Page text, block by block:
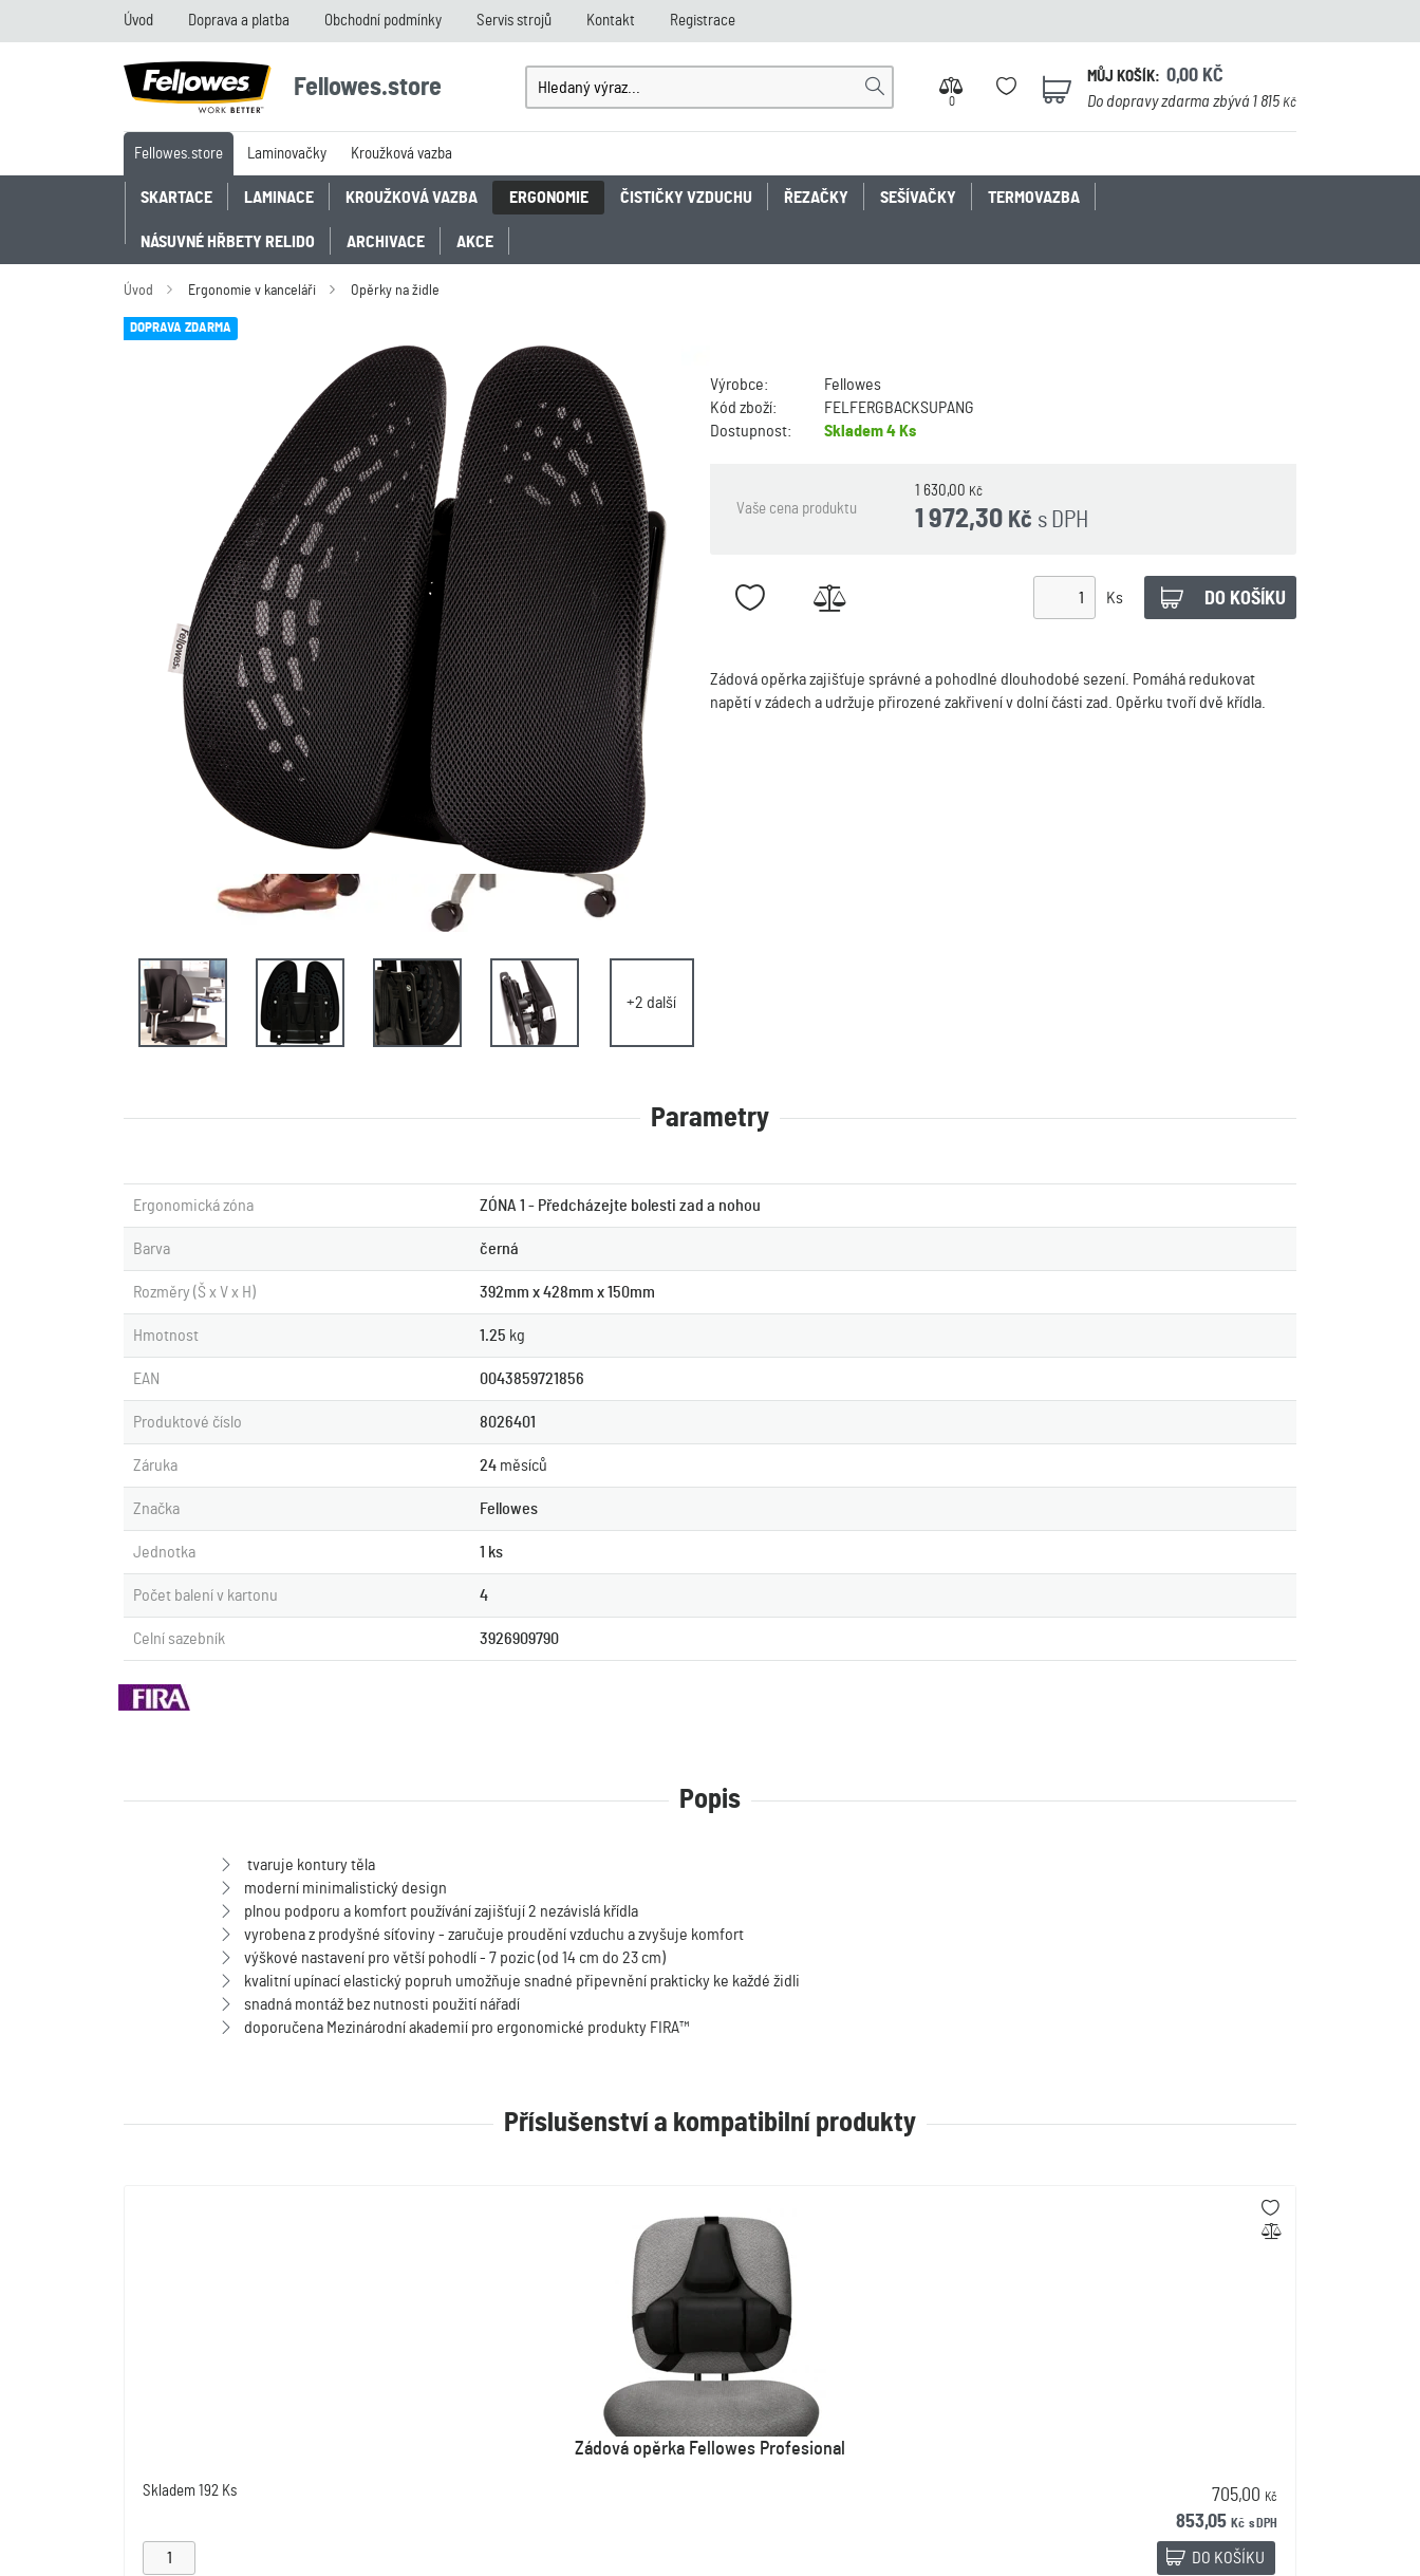
Úvod Doprava a platba Obchodní podmínky Servis strojů Kontakt Registrace
Fellowes.store
0
0
MŮJ KOŠÍK: 0,00 KČ
Do dopravy zdarma zbývá 1 815Kč
Fellowes.store Laminovačky Kroužková vazba
SKARTACE LAMINACE KROUŽKOVÁ VAZBA ERGONOMIE ČISTIČKY VZDUCHU ŘEZAČKY SEŠÍVAČKY TERMOVAZBA
NÁSUVNÉ HŘBETY RELIDO ARCHIVACE AKCE
Úvod Ergonomie v kanceláři Opěrky na židle
DOPRAVA ZDARMA
+2 další
Výrobce:
Fellowes
Kód zboží:
FELFERGBACKSUPANG
Dostupnost:
Skladem4 Ks
Vaše cena produktu
1 630,00 Kč
s DPH
1 972,30 Kč
Ks
Zádová opěrka zajišťuje správné a pohodlné dlouhodobé sezení. Pomáhá redukovat
napětí v zádech a udržuje přirozené zakřivení v dolní části zad. Opěrku tvoří dvě křídla.
Parametry
Ergonomická zóna ZÓNA 1 - Předcházejte bolesti zad a nohou
Barva černá
Rozměry (Š x V x H) 392mm x 428mm x 150mm
Hmotnost 1.25 kg
EAN 0043859721856
Produktové číslo 8026401
Záruka 24 měsíců
Značka Fellowes
Jednotka 1 ks
Počet balení v kartonu 4
Celní sazebník 3926909790
Popis
tvaruje kontury těla
moderní minimalistický design
plnou podporu a komfort používání zajišťují 2 nezávislá křídla
vyrobena z prodyšné síťoviny - zaručuje proudění vzduchu a zvyšuje komfort
výškové nastavení pro větší pohodlí - 7 pozic (od 14 cm do 23 cm)
kvalitní upínací elastický popruh umožňuje snadné připevnění prakticky ke každé židli
snadná montáž bez nutnosti použití nářadí
doporučena Mezinárodní akademií pro ergonomické produkty FIRA™
Příslušenství a kompatibilní produkty
Zádová opěrka Fellowes Profesional
Skladem 192 Ks 705,00 Kč
853,05 Kč s DPH
DO KOŠÍKU